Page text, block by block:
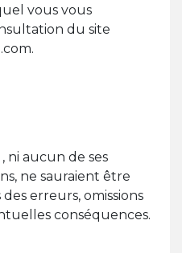
vous vous
du site
, ni aucun de ses
ne sauraient être
erreurs, omissions
conséquences.